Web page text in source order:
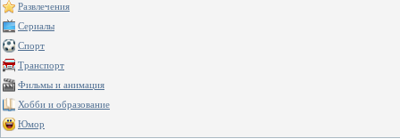
Развлечения
Сериалы
Спорт
Транспорт
Фильмы и анимация
Хобби и образование
Юмор